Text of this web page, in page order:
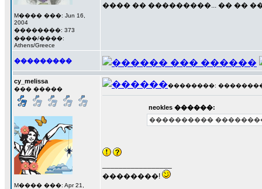
M���� ���: Jun 16,
2004
��������: 373
����/����:
Athens/Greece
���� �� ���������... �� ��
���������
cy_melissa
��� �����
M���� ���: Apr 21,
��������: ���������
neokles ������:
����������
��������!